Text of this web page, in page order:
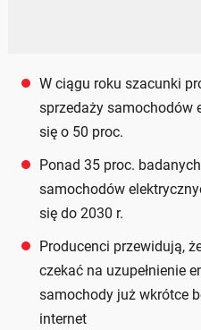
W ciągu roku szacunki
sprzedaży samochodów
się o 50 proc.
Ponad 35 proc.
samochodów
się do 2030 r.
Producenci przewidują,
czekać na uzupełnienie
samochody już wkrótce
internet